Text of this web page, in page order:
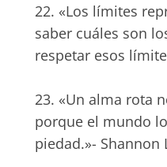
22. «Los límites
saber cuáles son
respetar esos
23. «Un alma rota
porque el mundo
piedad.»- Shannon